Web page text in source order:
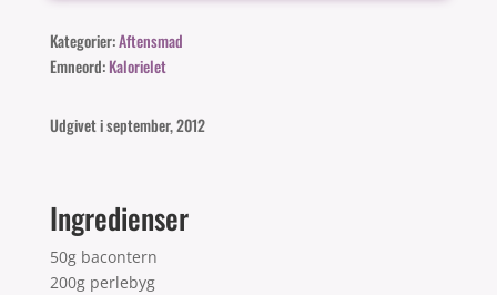
Kategorier:Aftensmad
Emneord:Kalorielet
Udgivet i september, 2012
Ingredienser
50g bacontern
200g perlebyg